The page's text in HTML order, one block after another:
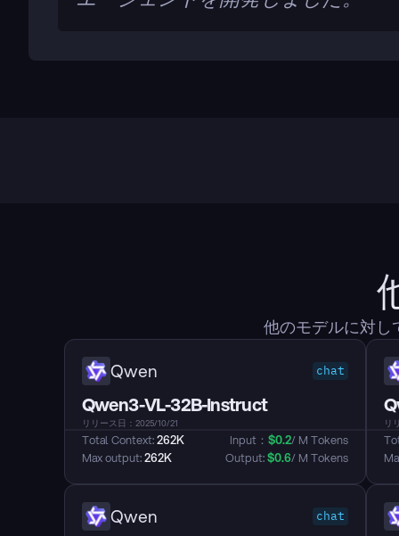
他のモデルに対
Qwen chat
Qwen3-VL-32B-Instruct
リリース日：2025/10/21
Total Context: 262K
Max output: 262K
Input： $0.2/ M Tokens
Output: $0.6/ M Tokens
リ
Qwen chat